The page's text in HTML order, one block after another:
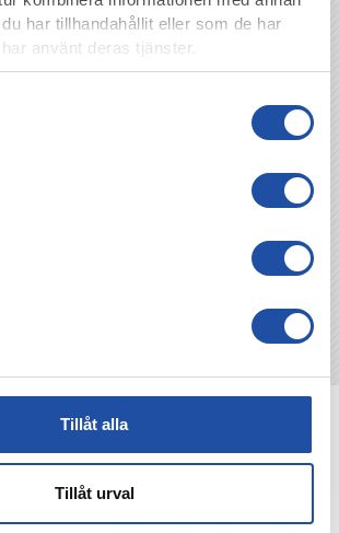
har tillhandahållit eller som de har
använt deras tjänster.
Tillåt alla
Tillåt urval
här för att läsa mer!